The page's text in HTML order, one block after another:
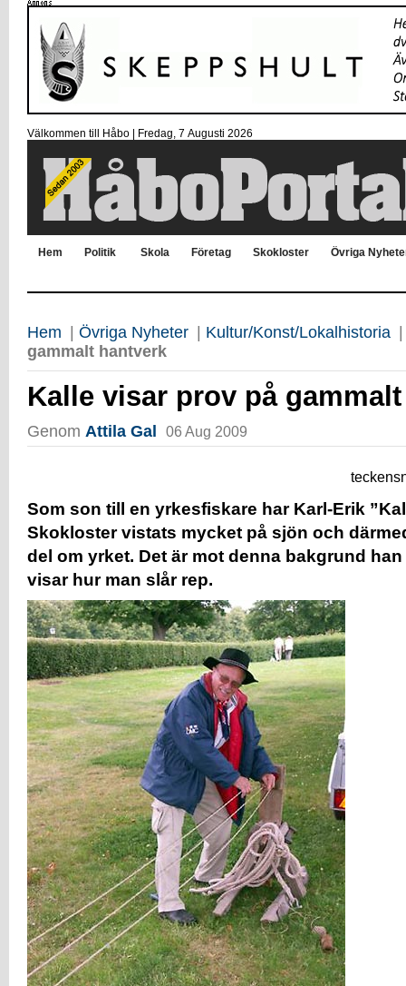
Välkommen till Håbo | Fredag, 7 Αugusti 2026
Hem Politik Skola Företag Skokloster Övriga
Hem Övriga Nyheter Kultur/Konst/Lokalhistoria
gammalt hantverk
Kalle visar prov på
Genom Attila Gal 06 Aug 2009
Som son till en yrkesfiskare har Karl-Erik
Skokloster vistats mycket på sjön och
del om yrket. Det är mot denna bakgrund
visar hur man slår rep.